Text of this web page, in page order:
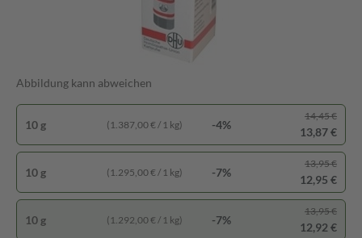
Abbildung kann abweichen
10 g (1.387,00 € / 1 kg) -4%
14,45 €
13,87 €
10 g (1.295,00 € / 1 kg) -7%
13,95 €
12,95 €
10 g (1.292,00 € / 1 kg) -7%
13,95 €
12,92 €